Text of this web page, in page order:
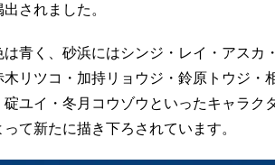
されました。
青く、砂浜にはシンジ・レイ・アスカ
リツコ・加持リョウジ・鈴原トウジ・
ユイ・冬月コウゾウといったキャラク
て新たに描き下ろされています。